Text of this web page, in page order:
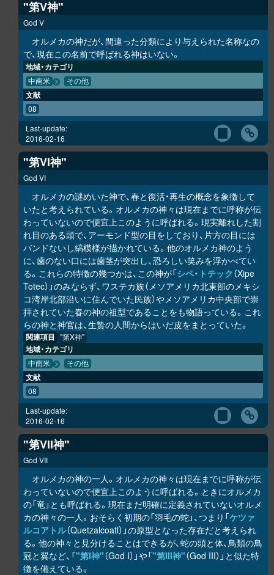
"第V神"
God V
オルメカの神だが、間違った分類により与えられた名称なの
で、現在この名前で呼ばれる神はいない。
地域・カテゴリ
中南米 その他
文献
08
Last-update:
2016-02-16
"第VI神"
God VI
オルメカの謎めいた神で、春と復活・再生の概念を象徴して
いたと考えられている。オルメカの神々は現在までに呼称が伝
わっていないので便宜上このように呼ばれる。現実離れした割
れ目のある頭で、アーモンド型の目をしており、片方の目には
バンドないし縞模様が描かれている。他のオルメカ神のよう
に、歯のない口には歯茎が突出し、恐ろしい笑みを浮かべてい
る。これらの特徴の幾つかは、この神が「シペ・トテック （Xipe
Totec）」のみならず、ワステカ族（メソアメリカ北東部のメキシ
コ湾岸北部沿いに住んでいた民族）やメソアメリカ中央部で崇
拝されていた春の神の祖型であることをも物語っている。これ
らの神と神官は、生贄の人間からはいだ皮をまとっていた。
関連項目 "第X神"
地域・カテゴリ
中南米 その他
文献
08
Last-update:
2016-02-16
"第VII神"
God VII
オルメカの神の一人。オルメカの神々は現在までに呼称が伝
わっていないので便宜上このように呼ばれる。ときにオルメカ
の「竜」とも呼ばれる。現在まだ明確に定義されていないオルメ
カの神々の一人。おそらく初期の「羽毛の蛇」、つまり「ケツァ
ルコアトル（Quetzalcoatl）」の原型となった存在だと考えられ
る。他の神々と見分けることはできるが、蛇の頭と体、鳥類の鳥
冠と翼など、「"第I神"（God I）」や「"第III神"（God III）」と似た特
徴を備えている。